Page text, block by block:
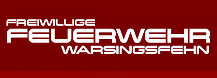
Inhalt
springen